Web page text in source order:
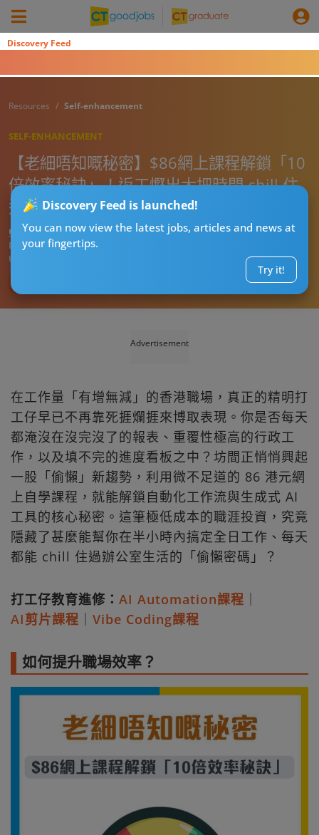
Discovery Feed
Discovery Feed is launched!
You can now view the latest jobs, articles and news at
your fingertips.
Try it!
Resources Self-enhancement
SELF-ENHANCEMENT
【老細唔知嘅秘密】$86網上課程解鎖「10
倍效率秘訣」！返工慳出大把時間 chill 住
過！
CT進修導師阿J
Published:2026-07-30 22:05
Updated:
Advertisement
在工作量「有增無減」的香港職場，真正的精明打
工仔早已不再靠死捱爛捱來博取表現。你是否每天
都淹沒在沒完沒了的報表、重覆性極高的行政工
作，以及填不完的進度看板之中？坊間正悄悄興起
一股「偷懶」新趨勢，利用微不足道的 86 港元網
上自學課程，就能解鎖自動化工作流與生成式 AI
工具的核心秘密。這筆極低成本的職涯投資，究竟
隱藏了甚麼能幫你在半小時內搞定全日工作、每天
都能 chill 住過辦公室生活的「偷懶密碼」？
打工仔教育進修： AI Automation課程
AI剪片課程
Vibe Coding課程
如何提升職場效率？